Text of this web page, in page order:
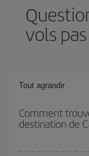
vols
Tout agrandir
Comment
destination de